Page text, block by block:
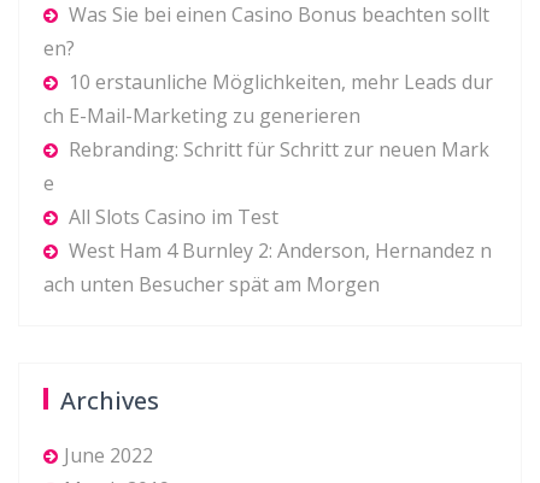
Was Sie bei einen Casino Bonus beachten sollt
en?
10 erstaunliche Möglichkeiten, mehr Leads dur
ch E-Mail-Marketing zu generieren
Rebranding: Schritt für Schritt zur neuen Mark
e
All Slots Casino im Test
West Ham 4 Burnley 2: Anderson, Hernandez n
ach unten Besucher spät am Morgen
Archives
June 2022